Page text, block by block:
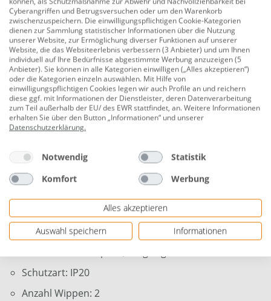
ultraweiße Wippe verleiht Ihrem Raum eine frische und
moderne Note. Neben der visuellen Eleganz bietet sie
eine intuitive und zuverlässige Schaltbedienung. Der
Unitec Serienschalter Monaco mit Ultraweiß-Wippe
geht über den Standard hinaus. Egal, ob Sie eine neue
Installation durchführen oder eine bestehende
Schaltung aktualisieren möchten, dieser Schalter
bietet Flexibilität und Qualität in einem. Setzen Sie auf
Stil und Bedienkomfort mit dem Unitec Serienschalter
Monaco mit Ultraweiß-Wippe. Perfektionieren Sie Ihre
Schaltungssteuerung und profitieren Sie von der
Verbindung aus modernem Design und
fortschrittlicher Technologie. Entscheiden Sie sich für
Serienschalter Monaco mit ultraweißer Wippe!
Maße: 80 x 80 x 4,5 mm (H x B x T)
Schutzart: IP20
Anzahl Wippen: 2
Cyberangriffen und Betrugsversuchen oder um den Warenkorb
zwischenzuspeichern. Die einwilligungspflichtigen Cookie-Kategorien
dienen zur Sammlung statistischer Informationen über die Nutzung
unserer Website, zur Ermöglichung diverser Funktionen auf unserer
Website, die das Websiteerlebnis verbessern (3 Anbieter) und um Ihnen
individuell auf Ihre Bedürfnisse abgestimmte Werbung anzuzeigen (5
Anbieter). Sie können in alle Kategorien einwilligen („Alles akzeptieren“)
oder die Kategorien einzeln auswählen. Mit Hilfe von
einwilligungspflichtigen Cookies legen wir auch Profile an und reichern
diese ggf. mit Informationen der Dienstleister, deren Datenverarbeitung
zum Teil außerhalb der EU/ des EWR stattfindet, an. Weitere Informationen
erhalten Sie über den Button „Informationen“ und unserer
Datenschutzerklärung.
Notwendig
Statistik
Komfort
Werbung
Alles akzeptieren
Auswahl speichern
Informationen